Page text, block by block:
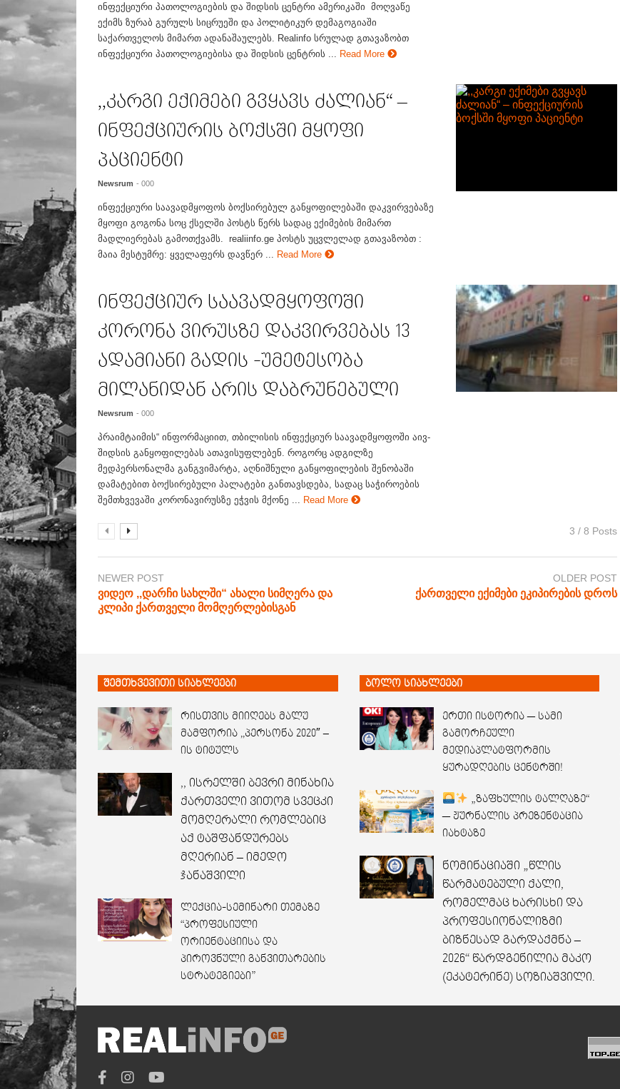
ინფექციური პათოლოგიების და შიდსის ცენტრი ამერიკაში მოღვაწე
ექიმს ზურაბ გურულს სიცრუეში და პოლიტიკურ დემაგოგიაში
საქართველოს მიმართ ადანაშაულებს. Realinfo სრულად გთავაზობთ
ინფექციური პათოლოგიებისა და შიდსის ცენტრის ...
Read More
,,კარგი ექიმები გვყავს ძალიან“ –
ინფექციურის ბოქსში მყოფი
პაციენტი
Newsrum - 000
ინფექციური საავადმყოფოს ბოქსირებულ განყოფილებაში დაკვირვებაზე
მყოფი გოგონა სოც ქსელში პოსტს წერს სადაც ექიმების მიმართ
მადლიერებას გამოთქვამს. realiinfo.ge პოსტს უცვლელად გთავაზობთ :
მაია მესტუმრე: ყველაფერს დავწერ ...
Read More
ინფექციურ საავადმყოფოში
კორონა ვირუსზე დაკვირვებას 13
ადამიანი გადის -უმეტესობა
მილანიდან არის დაბრუნებული
Newsrum - 000
პრაიმტაიმის“ ინფორმაციით, თბილისის ინფექციურ საავადმყოფოში აივ-
შიდსის განყოფილებას ათავისუფლებენ. როგორც ადგილზე
მედპერსონალმა განგვიმარტა, აღნიშნული განყოფილების შენობაში
დამატებით ბოქსირებული პალატები განთავსდება, სადაც საჭიროების
შემთხვევაში კორონავირუსზე ეჭვის მქონე ...
Read More
3 / 8 Posts
NEWER POST
ვიდეო ,,დარჩი სახლში“ ახალი სიმღერა და
კლიპი ქართველი მომღერლებისგან
OLDER POST
ქართველი ექიმები ეკიპირების დროს
შემთხვევითი სიახლეები
რისთვის მიიღებს მალუ
მამფორია ,,პერსონა 2020″ –
ის ტიტულს
,, ისრელში ბევრი მინახია
ქართველი ვითომ სვეცკი
მომღერალი რომლებიც
აქ ტაშფანდურებს
მღერიან – იმედო
ჯანაშვილი
ლექცია-სემინარი თემაზე
“პროფესიული
ორიენტაციისა და
პიროვნული განვითარების
სტრატეგიები”
ბოლო სიახლეები
ერთი ისტორია — სამი
გამორჩეული
მედიაპლატფორმის
ყურადღების ცენტრში!
„ზაფხულის ტალღაზე“
— ჟურნალის პრეზენტაცია
იახტაზე
ნომინაციაში „წლის
წარმატებული ქალი,
რომელმაც ხარისხი და
პროფესიონალიზმი
ბიზნესად გარდაქმნა –
2026“ წარდგენილია მაკო
(ეკატერინე) სოზიაშვილი.